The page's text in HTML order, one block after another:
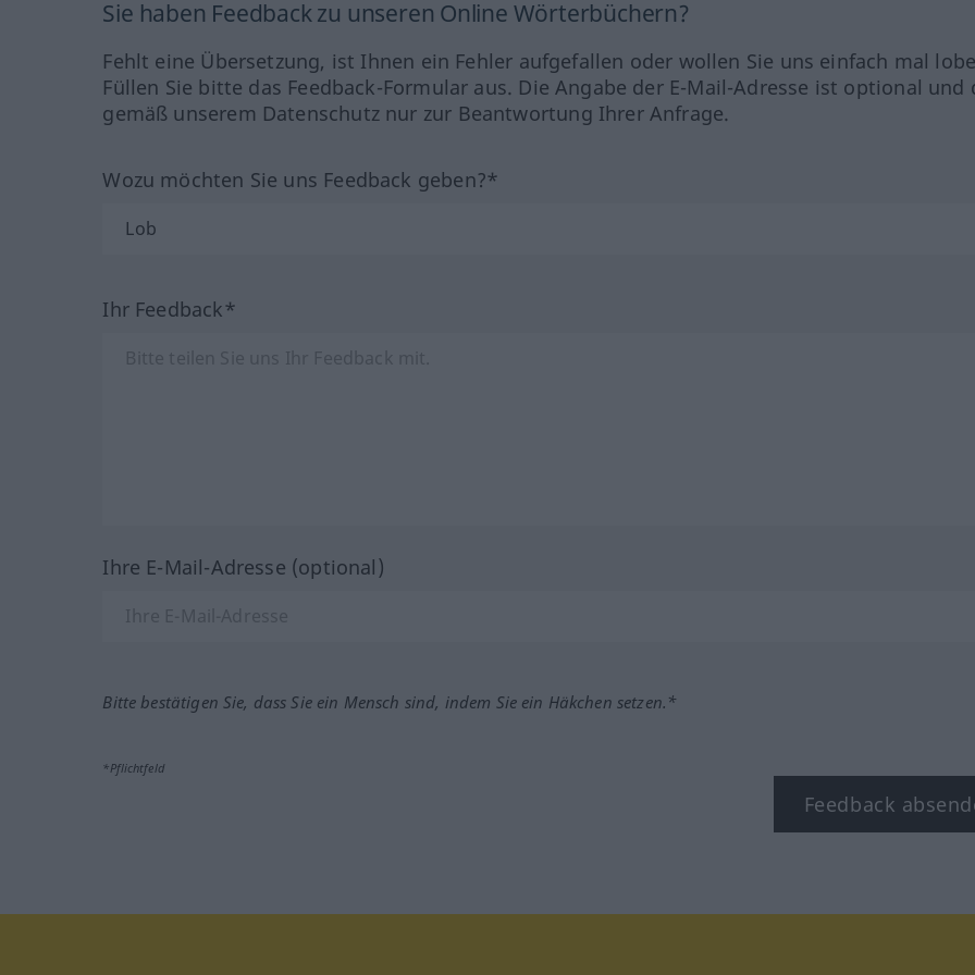
Sie haben Feedback zu unseren Online Wörterbüchern?
Fehlt eine Übersetzung, ist Ihnen ein Fehler aufgefallen oder wollen Sie uns einfach mal
Füllen Sie bitte das Feedback-Formular aus. Die Angabe der E-Mail-Adresse ist optional und
gemäß unserem Datenschutz nur zur Beantwortung Ihrer Anfrage.
Wozu möchten Sie uns Feedback geben?*
Ihr Feedback*
Ihre E-Mail-Adresse (optional)
Bitte bestätigen Sie, dass Sie ein Mensch sind, indem Sie ein Häkchen setzen.*
*Pflichtfeld
Feedback